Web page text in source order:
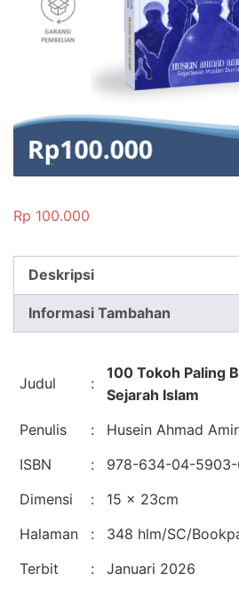
Rp 100.000
Deskripsi
Informasi Tambahan
Judul :
100 Tokoh Paling
Sejarah Islam
Penulis
:
Husein Ahmad
ISBN
:
978-634-04-
Dimensi
:
15 x 23cm
Halaman
:
348 hlm/SC/
Terbit
: Januari 2026